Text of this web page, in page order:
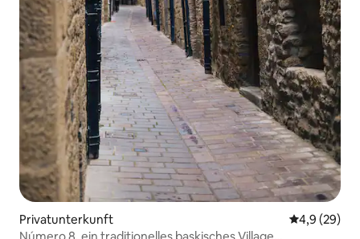
Privatunterkunft
4,9 (29)
Número 8, ein traditionelles baskisches Village